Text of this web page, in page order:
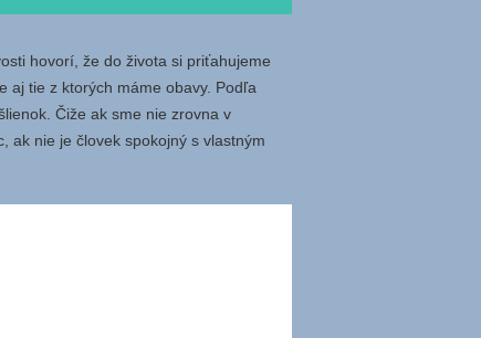
hovorí, že do života si priťahujeme
aj tie z ktorých máme obavy. Podľa
Čiže ak sme nie zrovna v
ak nie je človek spokojný s vlastným